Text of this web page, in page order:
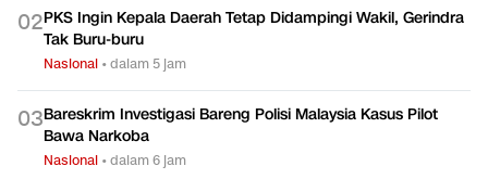
02PKS Ingin Kepala Daerah Tetap Didampingi Wakil, Gerindra
Tak Buru-buru
Nasional •dalam 5 jam
03Bareskrim Investigasi Bareng Polisi Malaysia Kasus Pilot
Bawa Narkoba
Nasional •dalam 6 jam